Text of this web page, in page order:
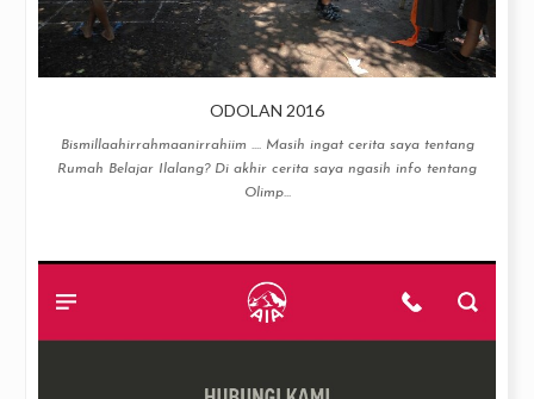
ODOLAN 2016
Bismillaahirrahmaanirrahiim .... Masih ingat cerita saya tentang
Rumah Belajar Ilalang? Di akhir cerita saya ngasih info tentang
Olimp...